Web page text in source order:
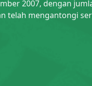
2007, dengan
telah mengantongi